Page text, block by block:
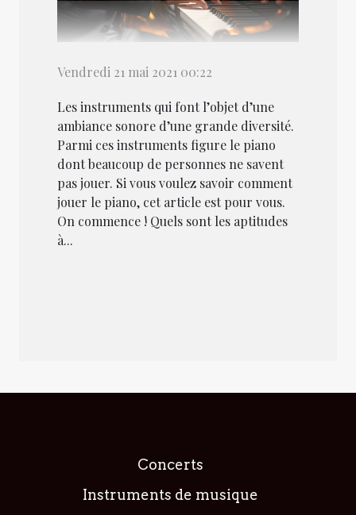
Vendredi 21 mai 2021 00:22
Les instruments qui font l’objet d’une
ambiance sonore d’une grande diversité.
Parmi ces instruments figure le piano
dont beaucoup de personnes ne savent
pas jouer. Si vous voulez savoir comment
jouer le piano, cet article est pour vous.
On commence ! Quels sont les aptitudes
à...
Concerts
Instruments de musique